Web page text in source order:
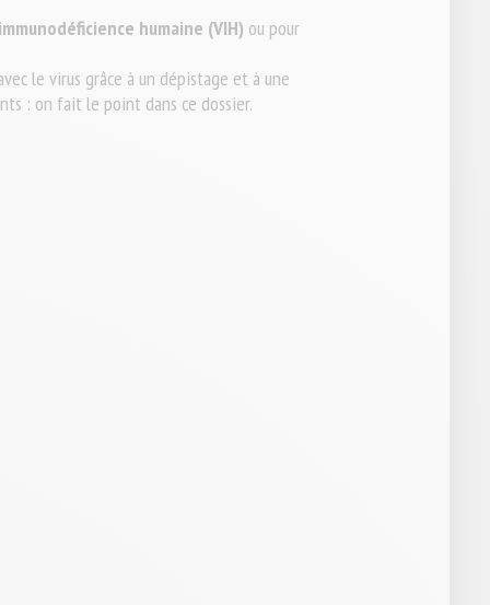
humaine (VIH) ou pour
le virus grâce à un dépistage et à une
: on fait le point dans ce dossier.